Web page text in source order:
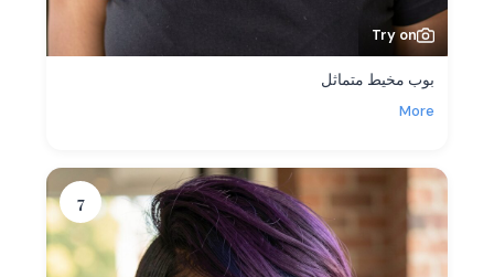
Try on
بوب مخيط متماثل
More
7